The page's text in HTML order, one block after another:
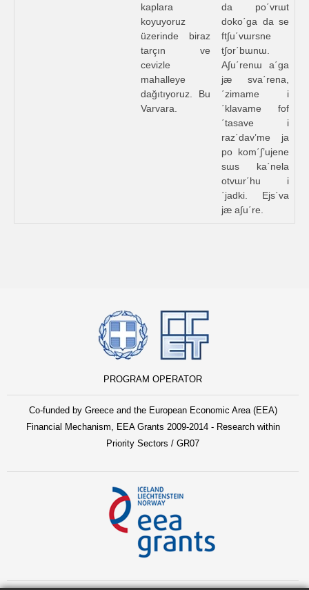
kaplara
koyuyoruz
üzerinde biraz
tarçın ve
cevizle
mahalleye
dağıtıyoruz. Bu
Varvara.
da po΄vrɯt
doko΄ga da se
ft∫u΄vɯrsne
t∫or΄bɯnɯ.
A∫u΄renɯ a΄ga
jæ sva΄rena,
΄zimame i
΄klavame fof
΄tasave i
raz΄dav’me ja
po kom΄∫’ujene
sɯs ka΄nela
otvɯr΄hu i
΄jadki. Ejs΄va
jæ a∫u΄re.
PROGRAM OPERATOR
Co-funded by Greece and the European Economic Area (EEA)
Financial Mechanism, EEA Grants 2009-2014 - Research within
Priority Sectors / GR07